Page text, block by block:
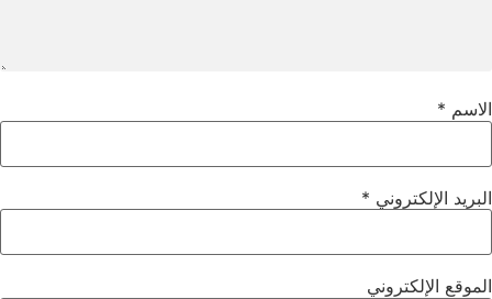
الاسم *
البريد الإلكتروني *
الموقع الإلكتروني